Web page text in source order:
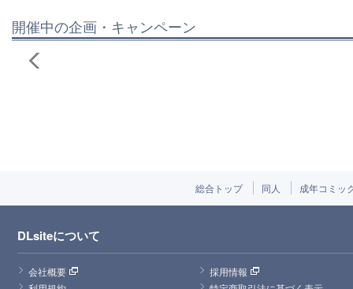
開催中の企画・キャンペーン
総合トップ 同人 成年コミッ
DLsiteについて
会社概要
採用情報